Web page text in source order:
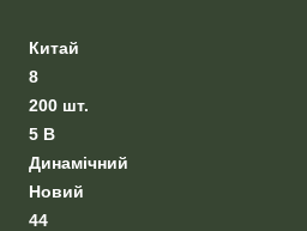
Китай
8
200 шт.
5 В
Динамічний
Новий
44